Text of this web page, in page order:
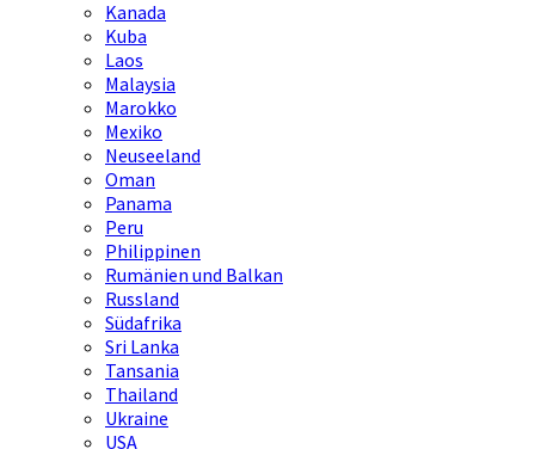
Kanada
Kuba
Laos
Malaysia
Marokko
Mexiko
Neuseeland
Oman
Panama
Peru
Philippinen
Rumänien und Balkan
Russland
Südafrika
Sri Lanka
Tansania
Thailand
Ukraine
USA